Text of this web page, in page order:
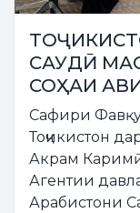
САУДӢ
СОҲАИ
БАРРАСӢ
Сафири
Тоҷикистон
Акрам
Агентии
Арабистони